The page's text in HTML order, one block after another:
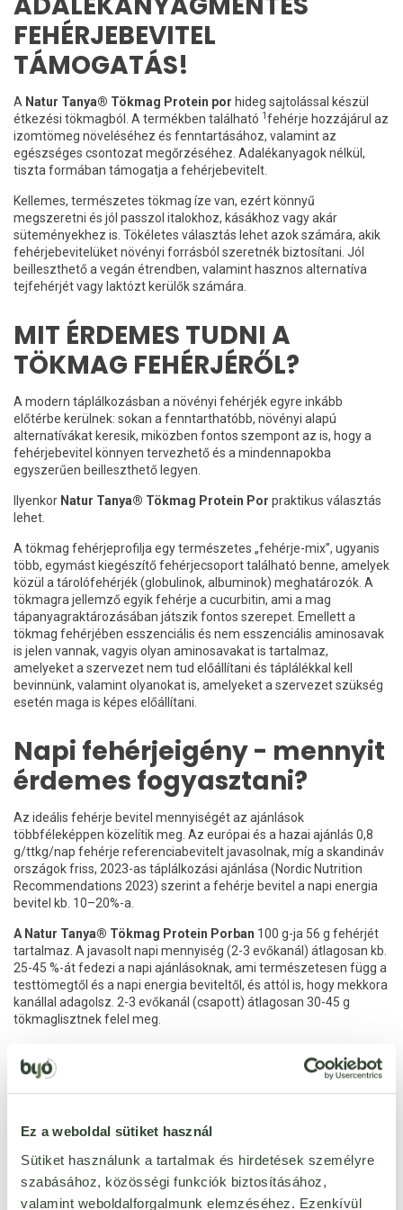
Ez a weboldal sütiket használ
Sütiket használunk a tartalmak és hirdetések személyre
szabásához, közösségi funkciók biztosításához,
valamint weboldalforgalmunk elemzéséhez. Ezenkívül
FEHÉRJEBEVITEL
TÁMOGATÁS!
A Natur Tanya® Tökmag Protein por hideg sajtolással készül
étkezési tökmagból. A termékben található 1 fehérje hozzájárul az
izomtömeg növeléséhez és fenntartásához, valamint az
egészséges csontozat megőrzéséhez. Adalékanyagok nélkül,
tiszta formában támogatja a fehérjebevitelt.
Kellemes, természetes tökmag íze van, ezért könnyű
megszeretni és jól passzol italokhoz, kásákhoz vagy akár
süteményekhez is. Tökéletes választás lehet azok számára, akik
fehérjebevitelüket növényi forrásból szeretnék biztosítani. Jól
beilleszthető a vegán étrendben, valamint hasznos alternatíva
tejfehérjét vagy laktózt kerülők számára.
MIT ÉRDEMES TUDNI A
TÖKMAG FEHÉRJÉRŐL?
A modern táplálkozásban a növényi fehérjék egyre inkább
előtérbe kerülnek: sokan a fenntarthatóbb, növényi alapú
alternatívákat keresik, miközben fontos szempont az is, hogy a
fehérjebevitel könnyen tervezhető és a mindennapokba
egyszerűen beilleszthető legyen.
Ilyenkor Natur Tanya® Tökmag Protein Por praktikus választás
lehet.
A tökmag fehérjeprofilja egy természetes „fehérje-mix”, ugyanis
több, egymást kiegészítő fehérjecsoport található benne, amelyek
közül a tárolófehérjék (globulinok, albuminok) meghatározók. A
tökmagra jellemző egyik fehérje a cucurbitin, ami a mag
tápanyagraktározásában játszik fontos szerepet. Emellett a
tökmag fehérjében esszenciális és nem esszenciális aminosavak
is jelen vannak, vagyis olyan aminosavakat is tartalmaz,
amelyeket a szervezet nem tud előállítani és táplálékkal kell
bevinnünk, valamint olyanokat is, amelyeket a szervezet szükség
esetén maga is képes előállítani.
Napi fehérjeigény - mennyit
érdemes fogyasztani?
Az ideális fehérje bevitel mennyiségét az ajánlások
többféleképpen közelítik meg. Az európai és a hazai ajánlás 0,8
g/ttkg/nap fehérje referenciabevitelt javasolnak, míg a skandináv
országok friss, 2023-as táplálkozási ajánlása (Nordic Nutrition
Recommendations 2023) szerint a fehérje bevitel a napi energia
bevitel kb. 10–20%-a.
A Natur Tanya® Tökmag Protein Porban 100 g-ja 56 g fehérjét
tartalmaz. A javasolt napi mennyiség (2-3 evőkanál) átlagosan kb.
25-45 %-át fedezi a napi ajánlásoknak, ami természetesen függ a
testtömegtől és a napi energia beviteltől, és attól is, hogy mekkora
kanállal adagolsz. 2-3 evőkanál (csapott) átlagosan 30-45 g
tökmaglisztnek felel meg.
irányszámok, az egyéni szükséglet életkortól, aktivitástól és
élethelyzettől is változhat. Egyes helyzetekben magasabb fehérje
bizonytalan vagy, mindenképp kérd ki szakember segítségét).
Tökmag protein, ami a